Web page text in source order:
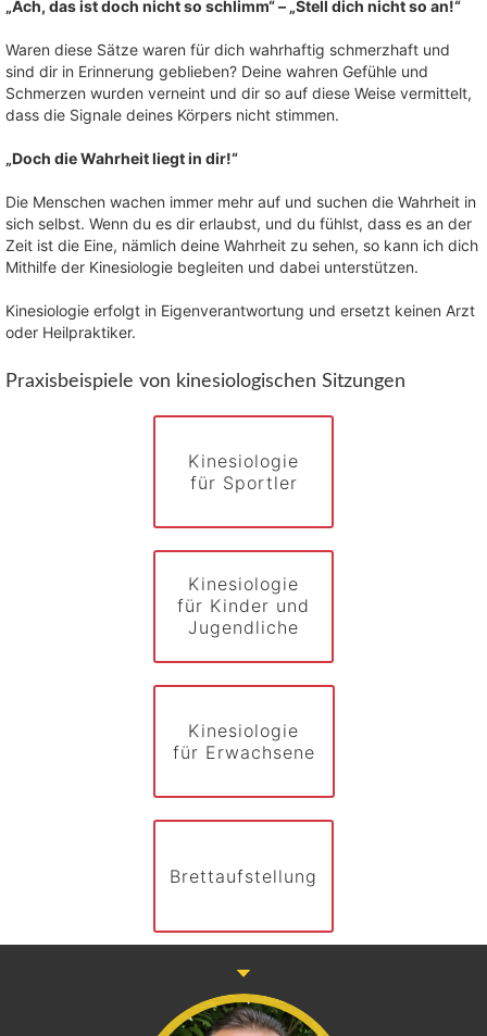
„Ach, das ist doch nicht so schlimm“ – „Stell dich nicht so an!“
Waren diese Sätze waren für dich wahrhaftig schmerzhaft und
sind dir in Erinnerung geblieben? Deine wahren Gefühle und
Schmerzen wurden verneint und dir so auf diese Weise vermittelt,
dass die Signale deines Körpers nicht stimmen.
„Doch die Wahrheit liegt in dir!“
Die Menschen wachen immer mehr auf und suchen die Wahrheit in
sich selbst. Wenn du es dir erlaubst, und du fühlst, dass es an der
Zeit ist die Eine, nämlich deine Wahrheit zu sehen, so kann ich dich
Mithilfe der Kinesiologie begleiten und dabei unterstützen.
Kinesiologie erfolgt in Eigenverantwortung und ersetzt keinen Arzt
oder Heilpraktiker.
Praxisbeispiele von kinesiologischen Sitzungen
Kinesiologie
für Sportler
Kinesiologie
für Kinder und
Jugendliche
Kinesiologie
für Erwachsene
Brettaufstellung